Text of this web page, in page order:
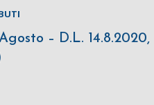
– D.L. 14.8.2020,